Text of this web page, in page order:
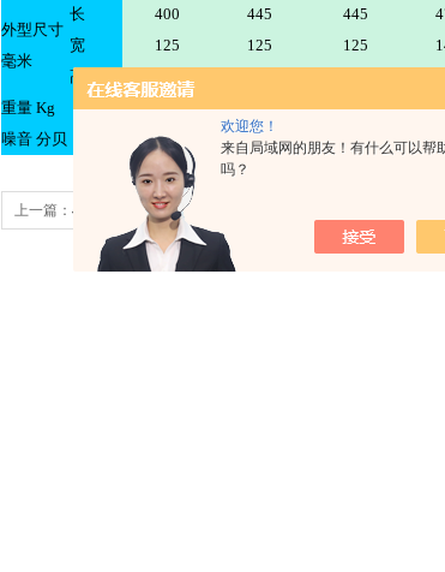
欢迎您！
来自局域网的朋友！有什么可以帮
吗？
外型尺寸
毫米
长 400 445 445
宽
125 125 125
高
224
重量 Kg
15 18 19
噪音 分贝
64 64 66
上一篇： 小型不锈钢自吸泵技术参数